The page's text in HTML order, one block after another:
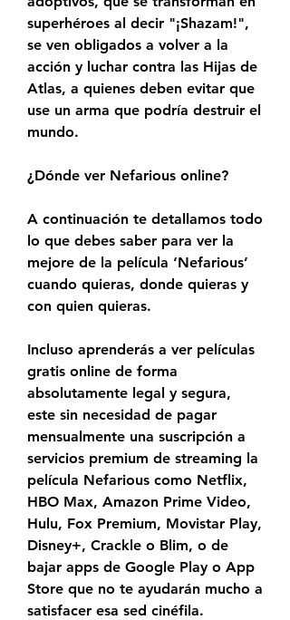
superhéroes al decir "¡Shazam!",
se ven obligados a volver a la
acción y luchar contra las Hijas de
Atlas, a quienes deben evitar que
use un arma que podría destruir el
mundo.
¿Dónde ver Nefarious online?
A continuación te detallamos todo
lo que debes saber para ver la
mejore de la película ‘Nefarious’
cuando quieras, donde quieras y
con quien quieras.
Incluso aprenderás a ver películas
gratis online de forma
absolutamente legal y segura,
este sin necesidad de pagar
mensualmente una suscripción a
servicios premium de streaming la
película Nefarious como Netflix,
HBO Max, Amazon Prime Video,
Hulu, Fox Premium, Movistar Play,
Disney+, Crackle o Blim, o de
bajar apps de Google Play o App
Store que no te ayudarán mucho a
satisfacer esa sed cinéfila.